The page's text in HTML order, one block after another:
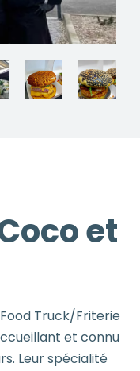
et
Truck/Friterie
et connu
Leur spécialité